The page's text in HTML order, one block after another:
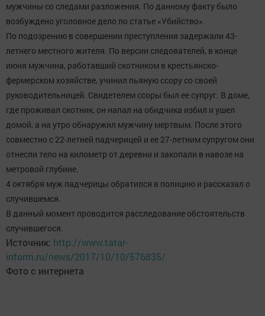
мужчины со следами разложения. По данному факту было
возбуждено уголовное дело по статье «Убийство».
По подозрению в совершении преступления задержали 43-
летнего местного жителя. По версии следователей, в конце
июня мужчина, работавший скотником в крестьянско-
фермерском хозяйстве, учинил пьяную ссору со своей
руководительницей. Свидетелем ссоры был ее супруг. В доме,
где проживал скотник, он напал на обидчика избил и ушел
домой, а на утро обнаружил мужчину мертвым. После этого
совместно с 22-летней падчерицей и ее 27-летним супругом они
отнесли тело на километр от деревни и закопали в навозе на
метровой глубине.
4 октября муж падчерицы обратился в полицию и рассказал о
случившемся.
В данный момент проводится расследование обстоятельств
случившегося.
Источник: http://www.tatar-
inform.ru/news/2017/10/10/576835/
Фото с интернета